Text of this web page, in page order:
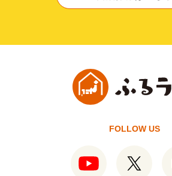
FOLLOW US